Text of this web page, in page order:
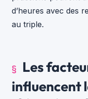
d’heures avec des
au triple.
Les
influencent